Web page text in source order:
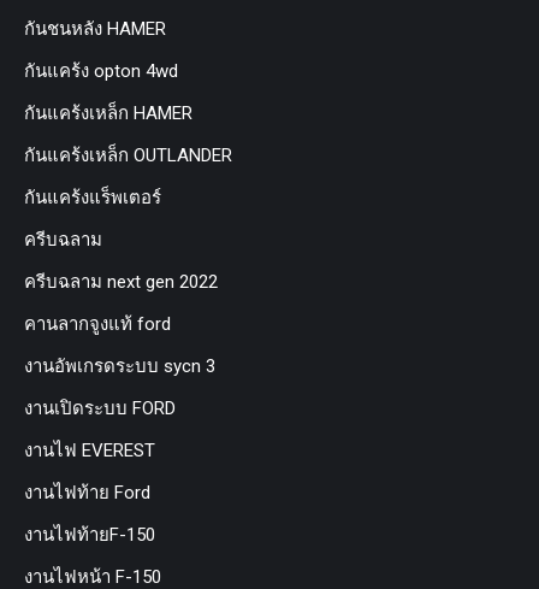
กันชนหลัง HAMER
กันแคร้ง opton 4wd
กันแคร้งเหล็ก HAMER
กันแคร้งเหล็ก OUTLANDER
กันแคร้งแร็พเตอร์
ครีบฉลาม
ครีบฉลาม next gen 2022
คานลากจูงแท้ ford
งานอัพเกรดระบบ sycn 3
งานเปิดระบบ FORD
งานไฟ EVEREST
งานไฟท้าย Ford
งานไฟท้ายF-150
งานไฟหน้า F-150